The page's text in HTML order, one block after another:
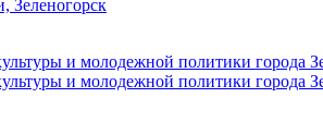
Зеленогорск